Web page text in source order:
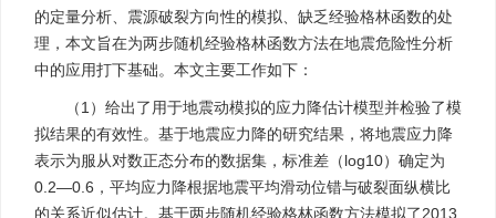
的定量分析、震源破裂方向性的模拟、缺乏经验格林函数的处
理，本文旨在为两步随机经验格林函数方法在地震危险性分析
中的应用打下基础。本文主要工作如下：
（1）给出了用于地震动模拟的应力降估计模型并检验了模
拟结果的有效性。基于地震应力降的研究结果，将地震应力降
表示为服从对数正态分布的数据集，标准差（log10）确定为
0.2—0.6，平均应力降根据地震平均滑动位错与破裂面纵横比
的关系近似估计。基于两步随机经验格林函数方法模拟了2013